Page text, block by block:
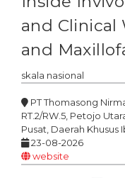
and Clinical
and
skala nasional
PT Thomasong
RT.2/RW.5, Petojo
Pusat, Daerah Khusus
23-08-2026
website